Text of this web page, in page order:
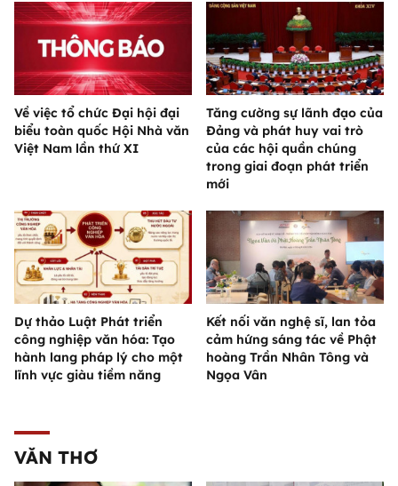
Về việc tổ chức Đại hội đại
biểu toàn quốc Hội Nhà văn
Việt Nam lần thứ XI
Tăng cường sự lãnh đạo của
Đảng và phát huy vai trò
của các hội quần chúng
trong giai đoạn phát triển
mới
Dự thảo Luật Phát triển
công nghiệp văn hóa: Tạo
hành lang pháp lý cho một
lĩnh vực giàu tiềm năng
Kết nối văn nghệ sĩ, lan tỏa
cảm hứng sáng tác về Phật
hoàng Trần Nhân Tông và
Ngọa Vân
VĂN THƠ